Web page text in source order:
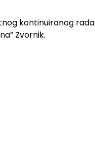
kontinuiranog
Zvornik.